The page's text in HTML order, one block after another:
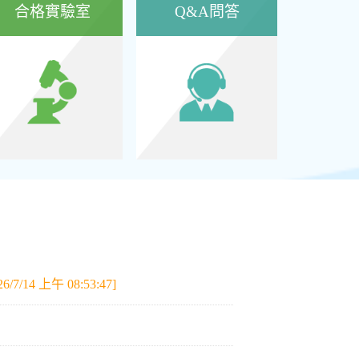
合格實驗室 Q&A問答
7/14 上午 08:53:47]